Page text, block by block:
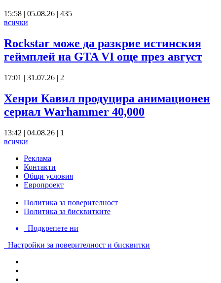
15:58 | 05.08.26 | 435
всички
Rockstar може да разкрие истинския
геймплей на GTA VI още през август
17:01 | 31.07.26 | 2
Хенри Кавил продуцира анимационен
сериал Warhammer 40,000
13:42 | 04.08.26 | 1
всички
Реклама
Контакти
Общи условия
Европроект
Политика за поверителност
Политика за бисквитките
Подкрепете ни
Настройки за поверителност и бисквитки